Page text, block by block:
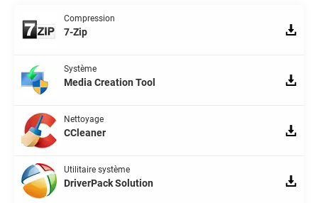
Compression
7-Zip
Système
Media Creation Tool
Nettoyage
CCleaner
Utilitaire système
DriverPack Solution